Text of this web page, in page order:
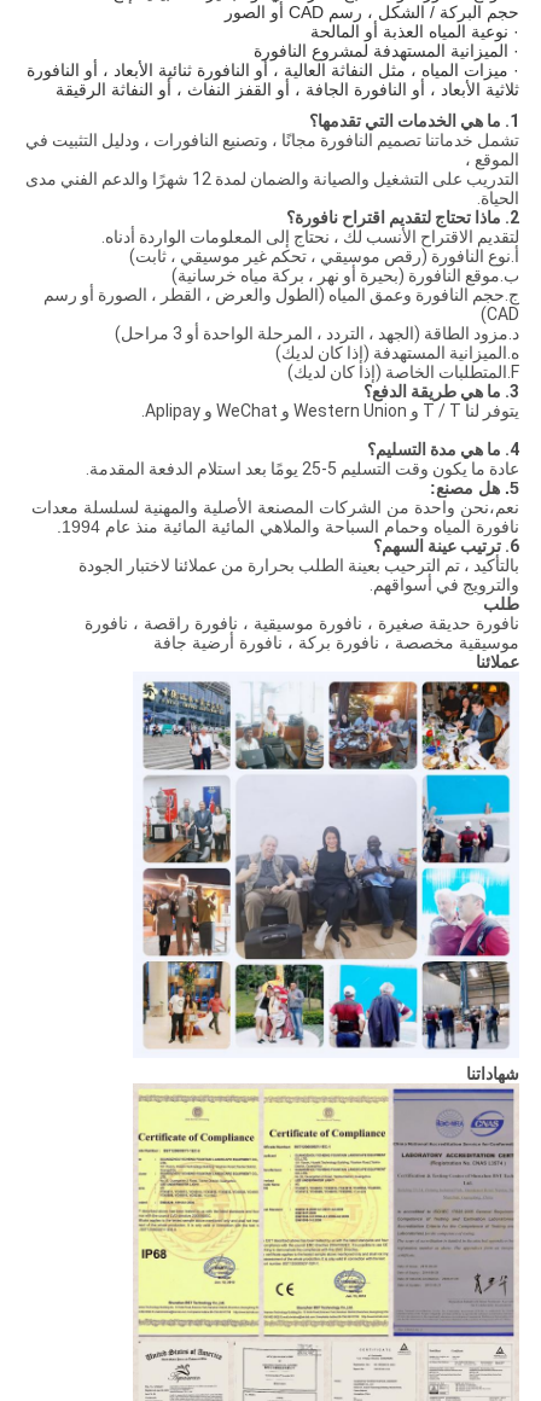
حجم البركة / الشكل ، رسم CAD أو الصور
· نوعية المياه العذبة أو المالحة
· الميزانية المستهدفة لمشروع النافورة
· ميزات المياه ، مثل النفاثة العالية ، أو النافورة ثنائية الأبعاد ، أو النافورة
ثلاثية الأبعاد ، أو النافورة الجافة ، أو القفز النفاث ، أو النفاثة الرقيقة
1. ما هي الخدمات التي تقدمها؟
تشمل خدماتنا تصميم النافورة مجانًا ، وتصنيع النافورات ، ودليل التثبيت في
الموقع ،
التدريب على التشغيل والصيانة والضمان لمدة 12 شهرًا والدعم الفني مدى
الحياة.
2. ماذا تحتاج لتقديم اقتراح نافورة؟
لتقديم الاقتراح الأنسب لك ، نحتاج إلى المعلومات الواردة أدناه.
أ.نوع النافورة (رقص موسيقي ، تحكم غير موسيقي ، ثابت)
ب.موقع النافورة (بحيرة أو نهر ، بركة مياه خرسانية)
ج.حجم النافورة وعمق المياه (الطول والعرض ، القطر ، الصورة أو رسم
CAD)
د.مزود الطاقة (الجهد ، التردد ، المرحلة الواحدة أو 3 مراحل)
ه.الميزانية المستهدفة (إذا كان لديك)
F.المتطلبات الخاصة (إذا كان لديك)
3. ما هي طريقة الدفع؟
يتوفر لنا T / T و Western Union و WeChat و Aplipay.
4. ما هي مدة التسليم؟
عادة ما يكون وقت التسليم 5-25 يومًا بعد استلام الدفعة المقدمة.
5. هل مصنع:
نعم،نحن واحدة من الشركات المصنعة الأصلية والمهنية لسلسلة معدات
نافورة المياه وحمام السباحة والملاهي المائية المائية منذ عام 1994.
6. ترتيب عينة السهم؟
بالتأكيد ، تم الترحيب بعينة الطلب بحرارة من عملائنا لاختبار الجودة
والترويج في أسواقهم.
طلب
نافورة حديقة صغيرة ، نافورة موسيقية ، نافورة راقصة ، نافورة
موسيقية مخصصة ، نافورة بركة ، نافورة أرضية جافة
عملائنا
شهاداتنا